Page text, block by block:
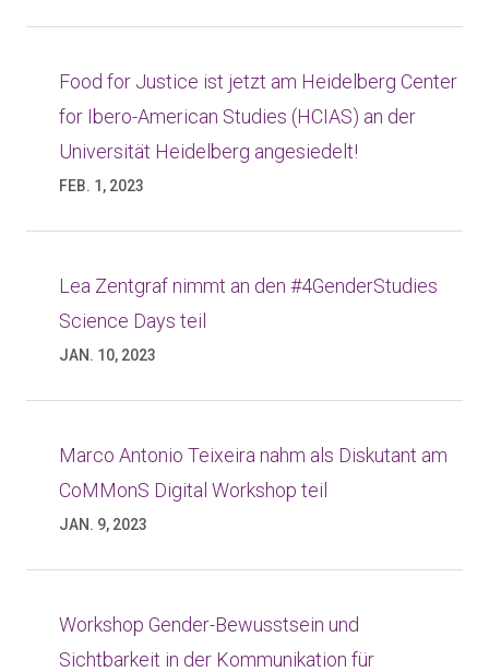
Food for Justice ist jetzt am Heidelberg Center
for Ibero-American Studies (HCIAS) an der
Universität Heidelberg angesiedelt!
FEB. 1, 2023
Lea Zentgraf nimmt an den #4GenderStudies
Science Days teil
JAN. 10, 2023
Marco Antonio Teixeira nahm als Diskutant am
CoMMonS Digital Workshop teil
JAN. 9, 2023
Workshop Gender-Bewusstsein und
Sichtbarkeit in der Kommunikation für